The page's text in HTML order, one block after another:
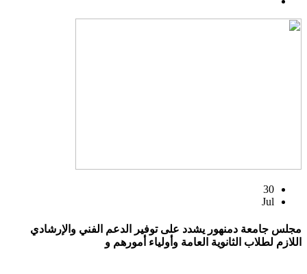
30
Jul
مجلس جامعة دمنهور يشدد على توفير الدعم الفني والإرشادي
اللازم لطلاب الثانوية العامة وأولياء أمورهم و